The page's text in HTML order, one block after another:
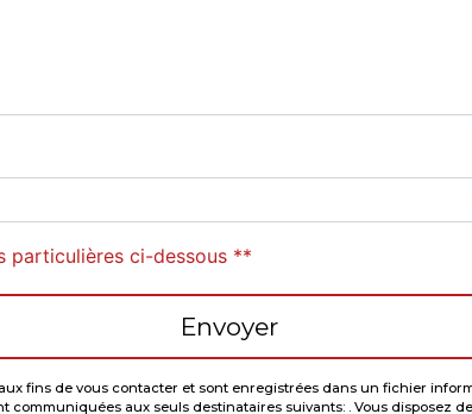
particulières ci-dessous **
Envoyer
fins de vous contacter et sont enregistrées dans un fichier
aux seuls destinataires suivants: . Vous disposez